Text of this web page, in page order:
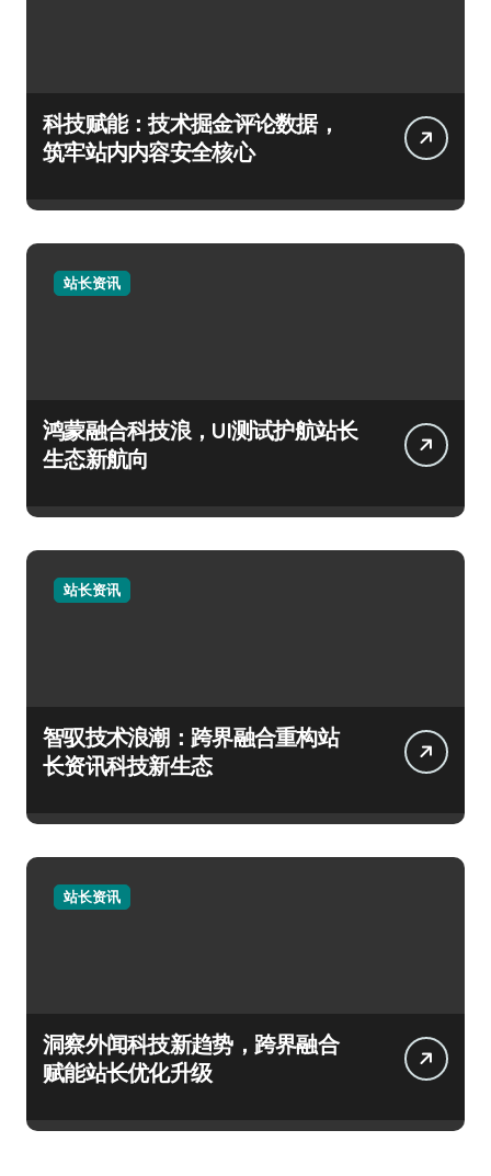
科技赋能：技术掘金评论数据，
筑牢站内内容安全核心
站长资讯
鸿蒙融合科技浪，UI测试护航站长
生态新航向
站长资讯
智驭技术浪潮：跨界融合重构站
长资讯科技新生态
站长资讯
洞察外闻科技新趋势，跨界融合
赋能站长优化升级